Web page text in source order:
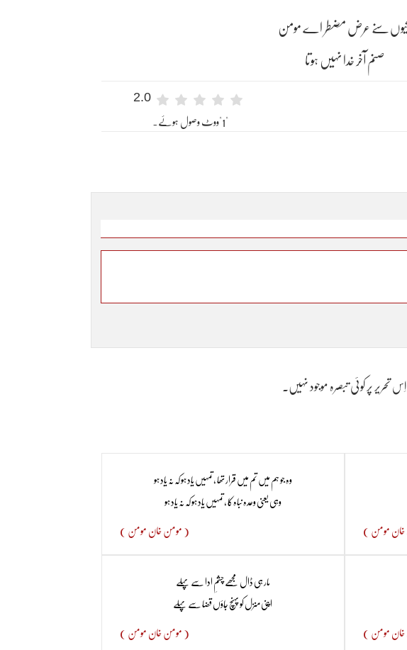
صنم آخر خدا نہیں ہوتا
2.0
"1"ووٹ وصول ہوئے۔
اِس تحریر پر کوئی تبصرہ موجود نہیں۔
وہ جو ہم میں تم میں قرار تھا ، تمہیں یاد ہو کہ نہ یاد ہو
وہی یعنی وعدہ نباہ کا ، تمہیں یاد ہو کہ نہ یاد ہو
( مومن خان مومن )
مار ہی ڈال مجھے چشمِ ادا سے پہلے
اپنی منزل کو پہنچ جاؤں قضا سے پہلے
( مومن خان مومن )